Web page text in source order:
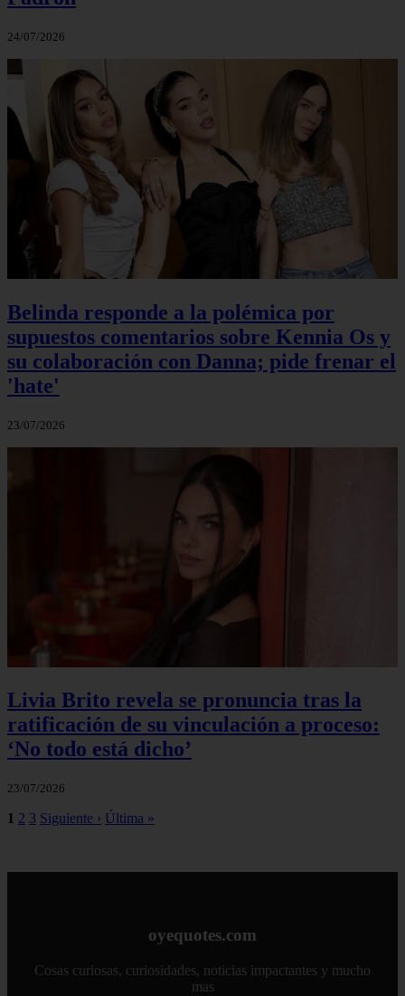
24/07/2026
Belinda responde a la polémica por
supuestos comentarios sobre Kennia Os y
su colaboración con Danna; pide frenar el
'hate'
23/07/2026
Livia Brito revela se pronuncia tras la
ratificación de su vinculación a proceso:
‘No todo está dicho’
23/07/2026
1 2 3 Siguiente › Última »
oyequotes.com
Cosas curiosas, curiosidades, noticias impactantes y mucho
mas